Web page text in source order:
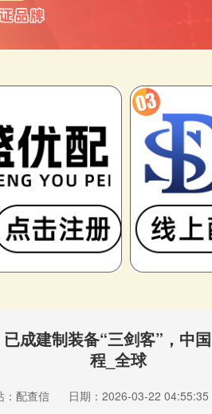
成建制装备“三剑客”，中
程_全球
：配查信 日期：2026-03-22 04:55:35